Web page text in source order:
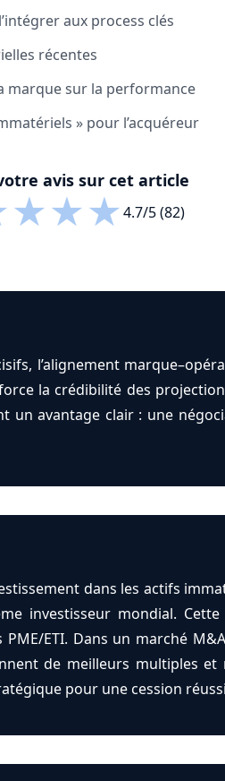
aux process clés
récentes
marque sur la performance
» pour l’acquéreur
avis sur cet article
★★★4.7/5 (82)
l’alignement
la crédibilité des
avantage clair : une
dans les actifs
investisseur mondial.
ETI. Dans un marché
de meilleurs multiples et
pour une cession